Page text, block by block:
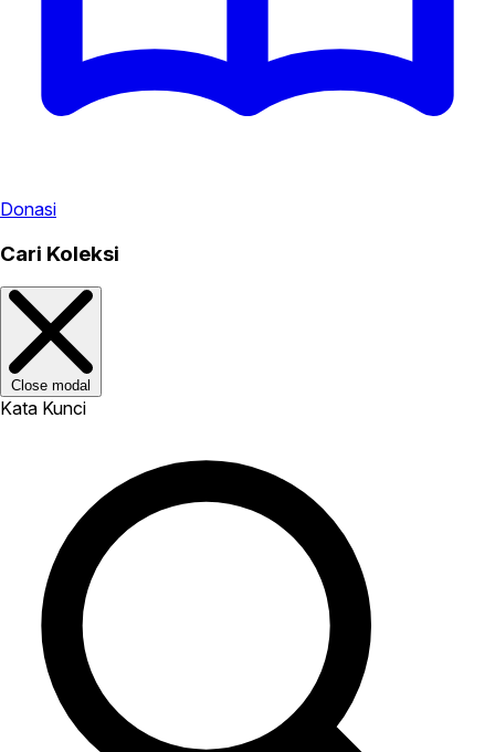
Donasi
Cari Koleksi
Close modal
Kata Kunci